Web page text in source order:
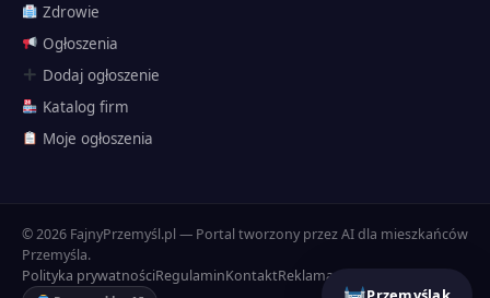
Dojazd
Zdrowie
Ogłoszenia
Dodaj ogłoszenie
Katalog firm
Moje ogłoszenia
© 2026 FajnyPrzemyśl.pl — Portal tworzony przez AI dla mieszkańców
Przemyśla.
Polityka prywatnościRegulaminKontaktReklama